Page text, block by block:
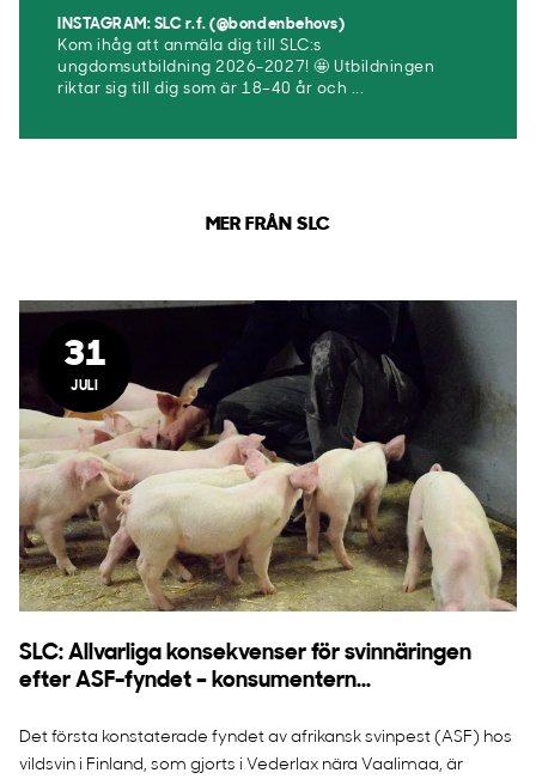
INSTAGRAM: SLC r.f. (@bondenbehovs)
Kom ihåg att anmäla dig till SLC:s
ungdomsutbildning 2026-2027! 🤩 Utbildningen
riktar sig till dig som är 18–40 år och ...
MER FRÅN SLC
31
JULI
SLC: Allvarliga konsekvenser för svinnäringen
efter ASF-fyndet – konsumentern...
Det första konstaterade fyndet av afrikansk svinpest (ASF) hos
vildsvin i Finland, som gjorts i Vederlax nära Vaalimaa, är